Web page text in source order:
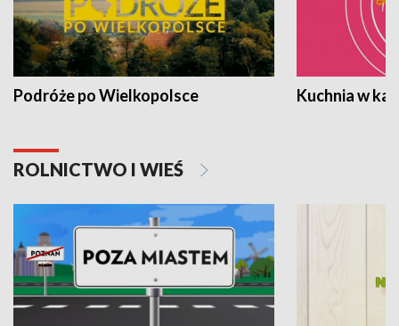
Podróże po Wielkopolsce Kuchnia w
ROLNICTWO I WIEŚ